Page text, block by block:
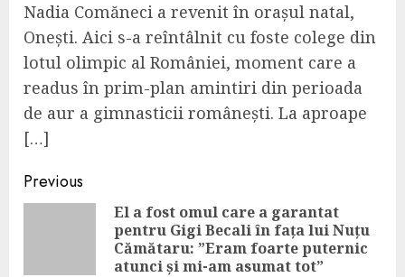
Nadia Comăneci a revenit în orașul natal,
Onești. Aici s-a reîntâlnit cu foste colege din
lotul olimpic al României, moment care a
readus în prim-plan amintiri din perioada
de aur a gimnasticii românești. La aproape
[…]
Continue
Reading
Previous
El a fost omul care a garantat
pentru Gigi Becali în fața lui Nuțu
Cămătaru: ”Eram foarte puternic
atunci și mi-am asumat tot”